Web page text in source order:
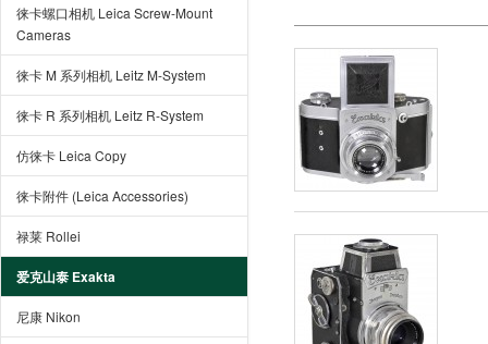
徕卡螺口相机 Leica Screw-Mount
Cameras
徕卡 M 系列相机 Leitz M-System
徕卡 R 系列相机 Leitz R-System
仿徕卡 Leica Copy
徕卡附件 (Leica Accessories)
禄莱 Rollei
爱克山泰 Exakta
尼康 Nikon